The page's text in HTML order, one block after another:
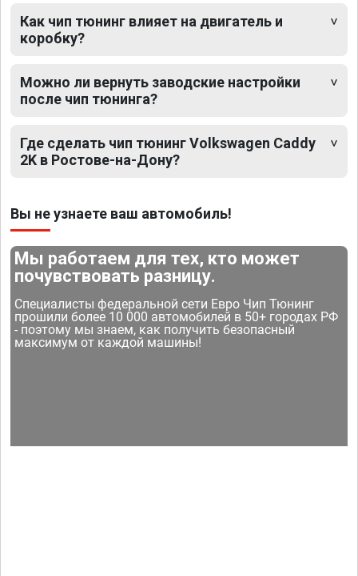
Как чип тюнинг влияет на двигатель и
коробку?
Можно ли вернуть заводские настройки
после чип тюнинга?
Где сделать чип тюнинг Volkswagen Caddy
2K в Ростове-на-Дону?
Вы не узнаете ваш автомобиль!
Мы работаем для тех, кто может
почувствовать разницу.
Специалисты федеральной сети Евро Чип Тюнинг
прошили более 10 000 автомобилей в 50+ городах РФ
- поэтому мы знаем, как получить безопасный
максимум от каждой машины!